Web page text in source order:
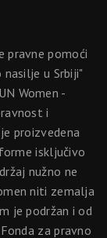
pravne pomoći
u Srbiji"
Women -
i
proizvedena
isključivo
nužno ne
niti zemalja
je podržan i od
za pravno